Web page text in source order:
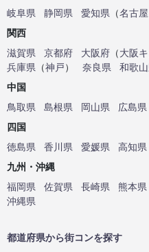
岐阜県
静岡県 愛知県 （名古屋
関西
滋賀県
京都府 大阪府 （大阪
兵庫県 （神戸） 奈良県
和歌
中国
鳥取県
島根県 岡山県 広島県
四国
徳島県
香川県 愛媛県
高知県
九州・沖縄
福岡県
佐賀県 長崎県 熊本県
沖縄県
都道府県から街コンを探す